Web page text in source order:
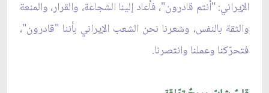
الإيراني: "أنتم قادرون"، فأعاد إلينا الشجاعة، والقرار، والمنعة
والثقة بالنفس، وشعرنا نحن الشعب الإيراني بأننا "قادرون"،
فتحرّكنا وعملنا وانتصرنا.